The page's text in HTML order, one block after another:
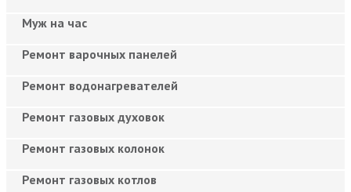
Муж на час
Ремонт варочных панелей
Ремонт водонагревателей
Ремонт газовых духовок
Ремонт газовых колонок
Ремонт газовых котлов